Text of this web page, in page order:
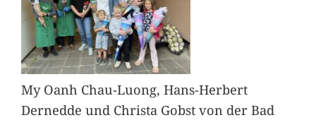
My Oanh Chau-Luong, Hans-Herbert
Dernedde und Christa Gobst von der Bad